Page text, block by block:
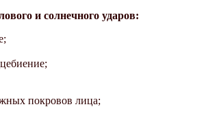
и солнечного ударов:
покровов лица;